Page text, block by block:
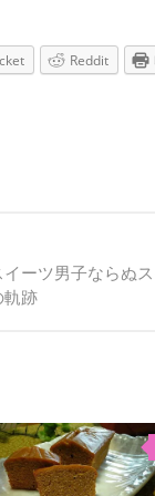
Reddit
ーツ男子ならぬ
軌跡